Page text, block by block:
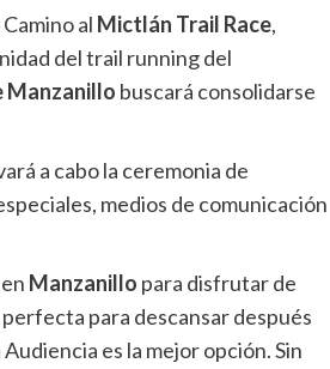
al Mictlán Trail Race,
del trail running del
Manzanillo buscará consolidarse
a cabo la ceremonia de
medios de comunicación
Manzanillo para disfrutar de
perfecta para descansar después
es la mejor opción. Sin